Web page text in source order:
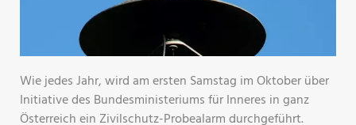
Wie jedes Jahr, wird am ersten Samstag im Oktober über
Initiative des Bundesministeriums für Inneres in ganz
Österreich ein Zivilschutz-Probealarm durchgeführt.